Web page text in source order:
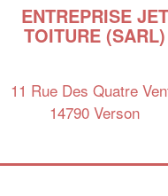
ENTREPRISE JET
TOITURE (SARL)
11 Rue Des Quatre
14790 Verson